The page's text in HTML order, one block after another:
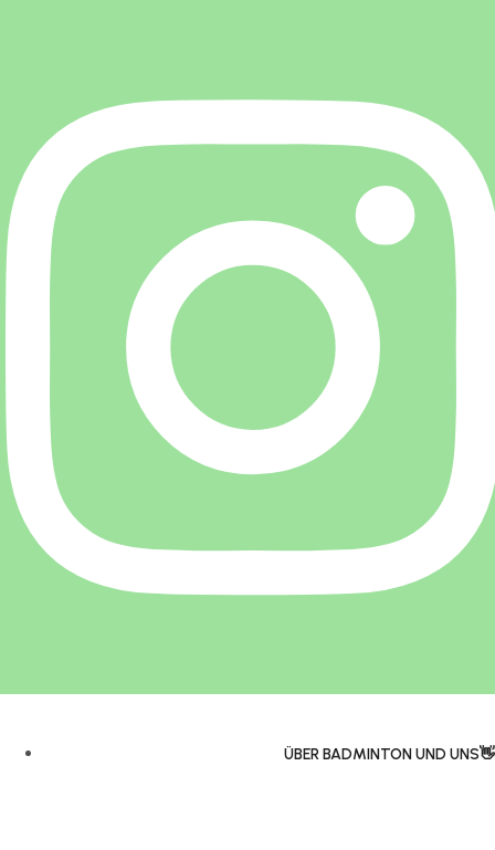
ÜBER BADMINTON UND UNS👋